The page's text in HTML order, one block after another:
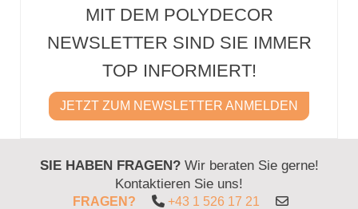
MIT DEM POLYDECOR
NEWSLETTER SIND SIE IMMER
TOP INFORMIERT!
JETZT ZUM NEWSLETTER ANMELDEN
SIE HABEN FRAGEN?Wir beraten Sie gerne!
Kontaktieren Sie uns!
FRAGEN?
+43 1 526 17 21